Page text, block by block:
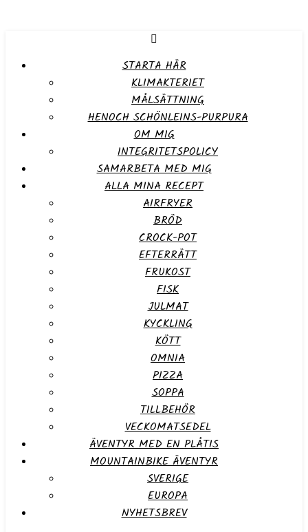
STARTA HÄR
KLIMAKTERIET
MÅLSÄTTNING
HENOCH SCHÖNLEINS-PURPURA
OM MIG
INTEGRITETSPOLICY
SAMARBETA MED MIG
ALLA MINA RECEPT
AIRFRYER
BRÖD
CROCK-POT
EFTERRÄTT
FRUKOST
FISK
JULMAT
KYCKLING
KÖTT
OMNIA
PIZZA
SOPPA
TILLBEHÖR
VECKOMATSEDEL
ÄVENTYR MED EN PLÅTIS
MOUNTAINBIKE ÄVENTYR
SVERIGE
EUROPA
NYHETSBREV